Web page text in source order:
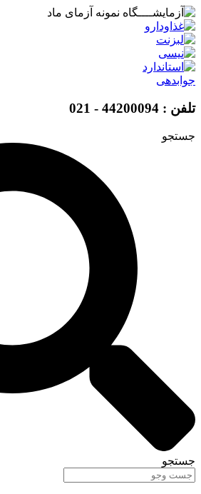
پرش
به
محتوا
جوابدهی
تلفن : 44200094 - 021
جستجو
جستجو